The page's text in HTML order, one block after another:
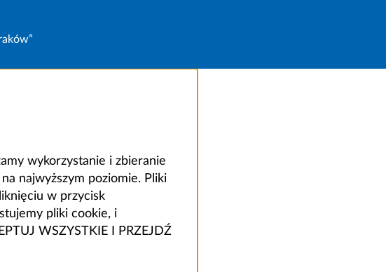
wykorzystanie i zbieranie
najwyższym poziomie. Pliki
w przycisk
pliki cookie, i
WSZYSTKIE I PRZEJDŹ